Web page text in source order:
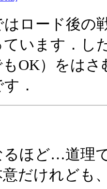
はロード後の
ています．し
もOK）をは
．
ほど…道理
だけれども